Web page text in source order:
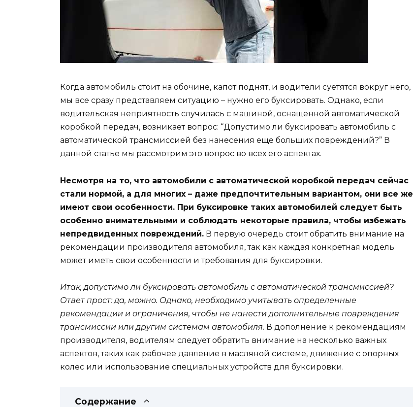
Когда автомобиль стоит на обочине, капот поднят, и водители суетятся вокруг него,
мы все сразу представляем ситуацию – нужно его буксировать. Однако, если
водительская неприятность случилась с машиной, оснащенной автоматической
коробкой передач, возникает вопрос: “Допустимо ли буксировать автомобиль с
автоматической трансмиссией без нанесения еще больших повреждений?” В
данной статье мы рассмотрим это вопрос во всех его аспектах.
Несмотря на то, что автомобили с автоматической коробкой передач сейчас
стали нормой, а для многих – даже предпочтительным вариантом, они все же
имеют свои особенности. При буксировке таких автомобилей следует быть
особенно внимательными и соблюдать некоторые правила, чтобы избежать
непредвиденных повреждений. В первую очередь стоит обратить внимание на
рекомендации производителя автомобиля, так как каждая конкретная модель
может иметь свои особенности и требования для буксировки.
Итак, допустимо ли буксировать автомобиль с автоматической трансмиссией?
Ответ прост: да, можно. Однако, необходимо учитывать определенные
рекомендации и ограничения, чтобы не нанести дополнительные повреждения
трансмиссии или другим системам автомобиля. В дополнение к рекомендациям
производителя, водителям следует обратить внимание на несколько важных
аспектов, таких как рабочее давление в масляной системе, движение с опорных
колес или использование специальных устройств для буксировки.
Содержание